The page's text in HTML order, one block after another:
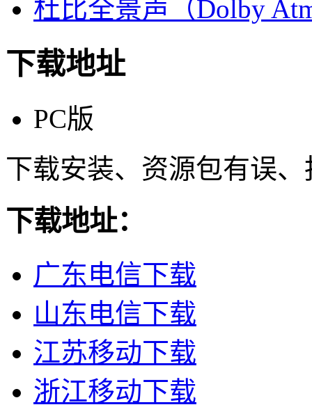
杜比全景声（Dolby
下载地址
PC版
下载安装、资源包有误
下载地址：
广东电信下载
山东电信下载
江苏移动下载
浙江移动下载